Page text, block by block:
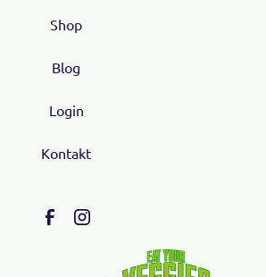
Shop
Blog
Login
Kontakt